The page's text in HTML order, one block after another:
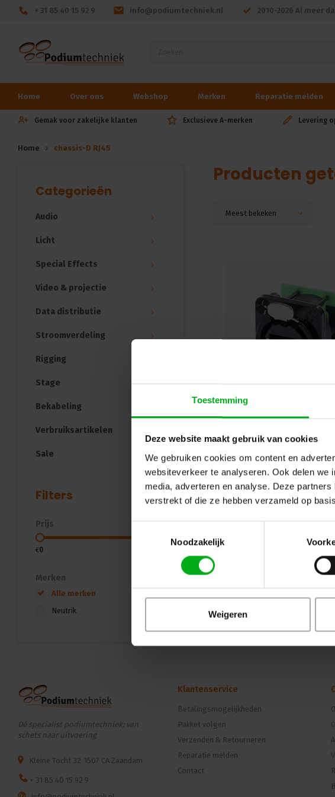
Toestemming
Deze website maakt gebruik van cookies
We gebruiken cookies om content en
websiteverkeer te analyseren. Ook delen
media, adverteren en analyse. Deze
verstrekt of die ze hebben verzameld op
Noodzakelijk
Weigeren
+ 31 85 40 15 92 9 info@podiumtechniek.nl 2010-2026 Al meer
Home Over ons Webshop Merken Reparatie melden
Gemak voor zakelijke klanten Exclusieve A-merken Levering
Home chassis-D RJ45
Categorieën
Audio
Licht
Special Effects
Video & projectie
Data distributie
Stroomverdeling
Rigging
Stage
Bekabeling
Verbruiksartikelen
Sale
Filters
Prijs
€0
Merken
Alle merken
Neutrik
Producten
Meest bekeken
Dé specialist podiumtechniek; van
schets naar uitvoering
Kleine Tocht 32 1507 CA Zaandam
+ 31 85 40 15 92 9
Klantenservice
Betalingsmogelijkheden
Pakket volgen
Verzenden & Retourneren
Reparatie melden
Contact